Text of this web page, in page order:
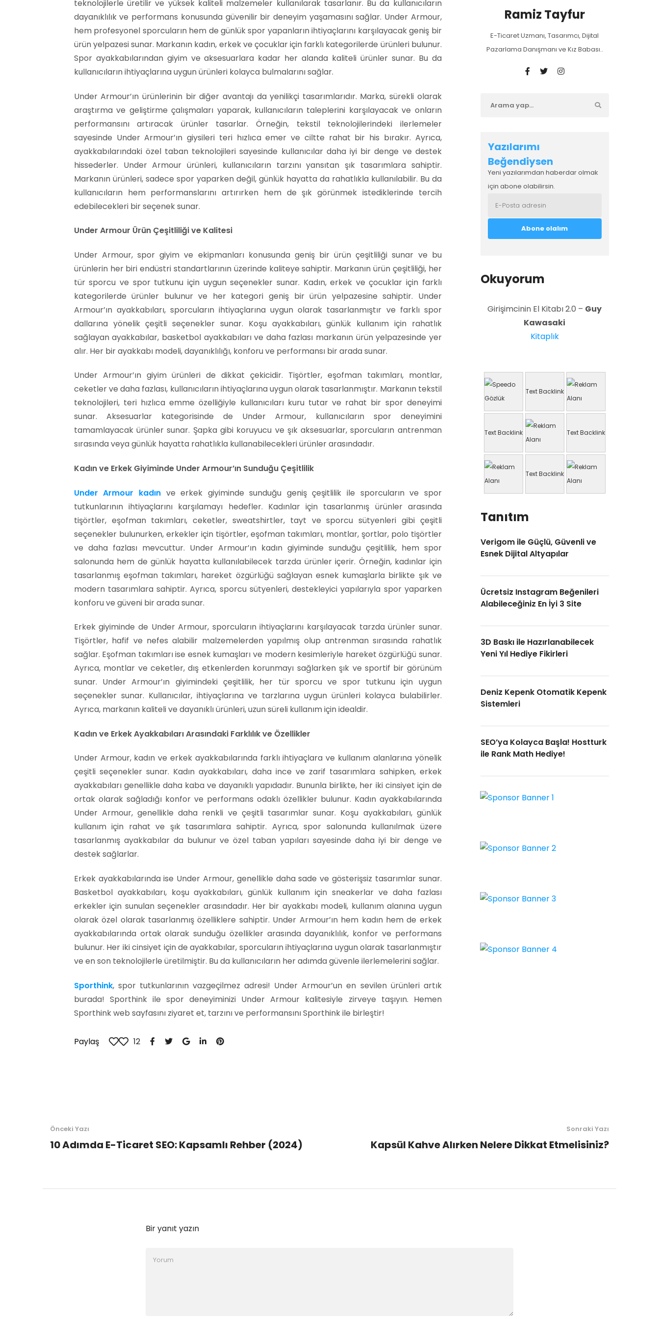
teknolojilerle üretilir ve yüksek kaliteli malzemeler kullanılarak tasarlanır. Bu da kullanıcıların
dayanıklılık ve performans konusunda güvenilir bir deneyim yaşamasını sağlar. Under Armour,
hem profesyonel sporcuların hem de günlük spor yapanların ihtiyaçlarını karşılayacak geniş bir
ürün yelpazesi sunar. Markanın kadın, erkek ve çocuklar için farklı kategorilerde ürünleri bulunur.
Spor ayakkabılarından giyim ve aksesuarlara kadar her alanda kaliteli ürünler sunar. Bu da
kullanıcıların ihtiyaçlarına uygun ürünleri kolayca bulmalarını sağlar.
Under Armour’ın ürünlerinin bir diğer avantajı da yenilikçi tasarımlarıdır. Marka, sürekli olarak
araştırma ve geliştirme çalışmaları yaparak, kullanıcıların taleplerini karşılayacak ve onların
performansını artıracak ürünler tasarlar. Örneğin, tekstil teknolojilerindeki ilerlemeler
sayesinde Under Armour’ın giysileri teri hızlıca emer ve ciltte rahat bir his bırakır. Ayrıca,
ayakkabılarındaki özel taban teknolojileri sayesinde kullanıcılar daha iyi bir denge ve destek
hissederler. Under Armour ürünleri, kullanıcıların tarzını yansıtan şık tasarımlara sahiptir.
Markanın ürünleri, sadece spor yaparken değil, günlük hayatta da rahatlıkla kullanılabilir. Bu da
kullanıcıların hem performanslarını artırırken hem de şık görünmek istediklerinde tercih
edebilecekleri bir seçenek sunar.
Under Armour Ürün Çeşitliliği ve Kalitesi
Under Armour, spor giyim ve ekipmanları konusunda geniş bir ürün çeşitliliği sunar ve bu
ürünlerin her biri endüstri standartlarının üzerinde kaliteye sahiptir. Markanın ürün çeşitliliği, her
tür sporcu ve spor tutkunu için uygun seçenekler sunar. Kadın, erkek ve çocuklar için farklı
kategorilerde ürünler bulunur ve her kategori geniş bir ürün yelpazesine sahiptir. Under
Armour’ın ayakkabıları, sporcuların ihtiyaçlarına uygun olarak tasarlanmıştır ve farklı spor
dallarına yönelik çeşitli seçenekler sunar. Koşu ayakkabıları, günlük kullanım için rahatlık
sağlayan ayakkabılar, basketbol ayakkabıları ve daha fazlası markanın ürün yelpazesinde yer
alır. Her bir ayakkabı modeli, dayanıklılığı, konforu ve performansı bir arada sunar.
Under Armour’ın giyim ürünleri de dikkat çekicidir. Tişörtler, eşofman takımları, montlar,
ceketler ve daha fazlası, kullanıcıların ihtiyaçlarına uygun olarak tasarlanmıştır. Markanın tekstil
teknolojileri, teri hızlıca emme özelliğiyle kullanıcıları kuru tutar ve rahat bir spor deneyimi
sunar. Aksesuarlar kategorisinde de Under Armour, kullanıcıların spor deneyimini
tamamlayacak ürünler sunar. Şapka gibi koruyucu ve şık aksesuarlar, sporcuların antrenman
sırasında veya günlük hayatta rahatlıkla kullanabilecekleri ürünler arasındadır.
Kadın ve Erkek Giyiminde Under Armour’ın Sunduğu Çeşitlilik
Under Armour kadınve erkek giyiminde sunduğu geniş çeşitlilik ile sporcuların ve spor
tutkunlarının ihtiyaçlarını karşılamayı hedefler. Kadınlar için tasarlanmış ürünler arasında
tişörtler, eşofman takımları, ceketler, sweatshirtler, tayt ve sporcu sütyenleri gibi çeşitli
seçenekler bulunurken, erkekler için tişörtler, eşofman takımları, montlar, şortlar, polo tişörtler
ve daha fazlası mevcuttur. Under Armour’ın kadın giyiminde sunduğu çeşitlilik, hem spor
salonunda hem de günlük hayatta kullanılabilecek tarzda ürünler içerir. Örneğin, kadınlar için
tasarlanmış eşofman takımları, hareket özgürlüğü sağlayan esnek kumaşlarla birlikte şık ve
modern tasarımlara sahiptir. Ayrıca, sporcu sütyenleri, destekleyici yapılarıyla spor yaparken
konforu ve güveni bir arada sunar.
Erkek giyiminde de Under Armour, sporcuların ihtiyaçlarını karşılayacak tarzda ürünler sunar.
Tişörtler, hafif ve nefes alabilir malzemelerden yapılmış olup antrenman sırasında rahatlık
sağlar. Eşofman takımları ise esnek kumaşları ve modern kesimleriyle hareket özgürlüğü sunar.
Ayrıca, montlar ve ceketler, dış etkenlerden korunmayı sağlarken şık ve sportif bir görünüm
sunar. Under Armour’ın giyimindeki çeşitlilik, her tür sporcu ve spor tutkunu için uygun
seçenekler sunar. Kullanıcılar, ihtiyaçlarına ve tarzlarına uygun ürünleri kolayca bulabilirler.
Ayrıca, markanın kaliteli ve dayanıklı ürünleri, uzun süreli kullanım için idealdir.
Kadın ve Erkek Ayakkabıları Arasındaki Farklılık ve Özellikler
Under Armour, kadın ve erkek ayakkabılarında farklı ihtiyaçlara ve kullanım alanlarına yönelik
çeşitli seçenekler sunar. Kadın ayakkabıları, daha ince ve zarif tasarımlara sahipken, erkek
ayakkabıları genellikle daha kaba ve dayanıklı yapıdadır. Bununla birlikte, her iki cinsiyet için de
ortak olarak sağladığı konfor ve performans odaklı özellikler bulunur. Kadın ayakkabılarında
Under Armour, genellikle daha renkli ve çeşitli tasarımlar sunar. Koşu ayakkabıları, günlük
kullanım için rahat ve şık tasarımlara sahiptir. Ayrıca, spor salonunda kullanılmak üzere
tasarlanmış ayakkabılar da bulunur ve özel taban yapıları sayesinde daha iyi bir denge ve
destek sağlarlar.
Erkek ayakkabılarında ise Under Armour, genellikle daha sade ve gösterişsiz tasarımlar sunar.
Basketbol ayakkabıları, koşu ayakkabıları, günlük kullanım için sneakerlar ve daha fazlası
erkekler için sunulan seçenekler arasındadır. Her bir ayakkabı modeli, kullanım alanına uygun
olarak özel olarak tasarlanmış özelliklere sahiptir. Under Armour’ın hem kadın hem de erkek
ayakkabılarında ortak olarak sunduğu özellikler arasında dayanıklılık, konfor ve performans
bulunur. Her iki cinsiyet için de ayakkabılar, sporcuların ihtiyaçlarına uygun olarak tasarlanmıştır
ve en son teknolojilerle üretilmiştir. Bu da kullanıcıların her adımda güvenle ilerlemelerini sağlar.
Sporthink, spor tutkunlarının vazgeçilmez adresi! Under Armour’un en sevilen ürünleri artık
burada! Sporthink ile spor deneyiminizi Under Armour kalitesiyle zirveye taşıyın. Hemen
Sporthink web sayfasını ziyaret et, tarzını ve performansını Sporthink ile birleştir!
Paylaş 12
Ramiz Tayfur
E-Ticaret Uzmanı, Tasarımcı, Dijital
Pazarlama Danışmanı ve Kız Babası..
Yazılarımı
Beğendiysen
Yeni yazılarımdan haberdar olmak
için abone olabilirsin.
Okuyorum
Girişimcinin El Kitabı 2.0 – Guy
Kawasaki
Kitaplık
Text Backlink
Text Backlink Text Backlink
Text Backlink
Tanıtım
Verigom ile Güçlü, Güvenli ve
Esnek Dijital Altyapılar
Ücretsiz Instagram Beğenileri
Alabileceğiniz En İyi 3 Site
3D Baskı ile Hazırlanabilecek
Yeni Yıl Hediye Fikirleri
Deniz Kepenk Otomatik Kepenk
Sistemleri
SEO’ya Kolayca Başla! Hostturk
ile Rank Math Hediye!
Önceki Yazı
10 Adımda E-Ticaret SEO: Kapsamlı Rehber (2024)
Sonraki Yazı
Kapsül Kahve Alırken Nelere Dikkat Etmelisiniz?
Bir yanıt yazın